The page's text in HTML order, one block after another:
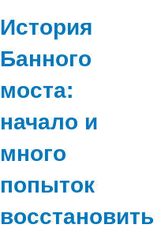
История
Банного
моста:
начало и
много
попыток
восстановить